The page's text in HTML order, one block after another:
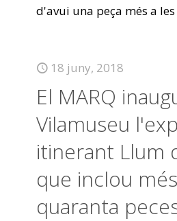
d'avui una peça més a les
18 juny, 2018
El MARQ
Vilamuseu
itinerant Llum
que inclou
quaranta